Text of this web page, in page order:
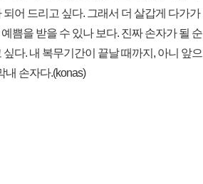
어 드리고 싶다. 그래서 더 살갑게 다가
쁨을 받을 수 있나 보다. 진짜 손자가 될
다. 내 복무기간이 끝날 때까지, 아니 앞
내 손자다.(konas)